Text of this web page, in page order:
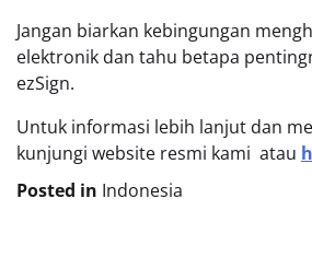
Jangan biarkan kebingungan
elektronik dan tahu betapa
ezSign.
Untuk informasi lebih lanjut dan
kunjungi website resmi kami atau
Posted in Indonesia